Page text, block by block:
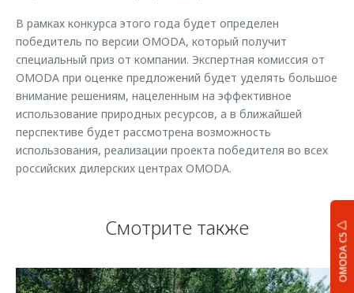
OMODA C5
В рамках конкурса этого года будет определен
победитель по версии OMODA, который получит
специальный приз от компании. Экспертная комиссия от
OMODA при оценке предложений будет уделять большое
внимание решениям, нацеленным на эффективное
использование природных ресурсов, а в ближайшей
перспективе будет рассмотрена возможность
использования, реализации проекта победителя во всех
российских дилерских центрах OMODA.
Смотрите также